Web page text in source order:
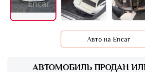
АВТОМОБИЛЬ ПРОДАН
Авто на Encar